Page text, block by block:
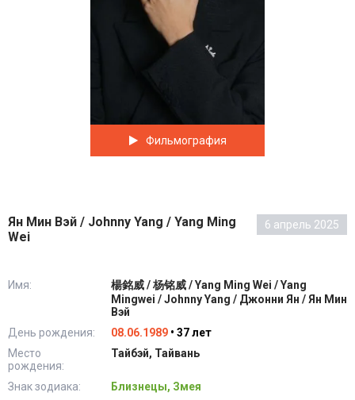
Фильмография
Ян Мин Вэй / Johnny Yang / Yang Ming
Wei
6 апрель 2025
Имя:
楊銘威 / 杨铭威 / Yang Ming Wei / Yang
Mingwei / Johnny Yang / Джонни Ян / Ян Мин
Вэй
День рождения:
08.06.1989 • 37 лет
Место
рождения:
Тайбэй, Тайвань
Знак зодиака:
Близнецы, Змея